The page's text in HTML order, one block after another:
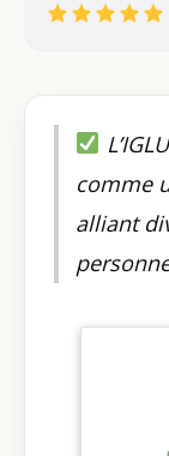
comme
alliant